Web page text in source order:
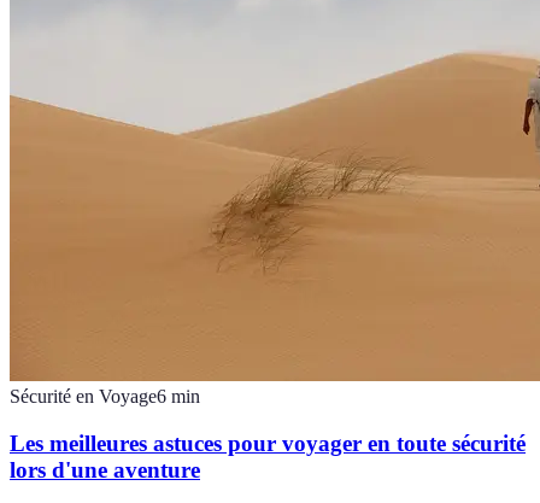
Sécurité en Voyage6 min
Les meilleures astuces pour voyager en toute sécurité
lors d'une aventure